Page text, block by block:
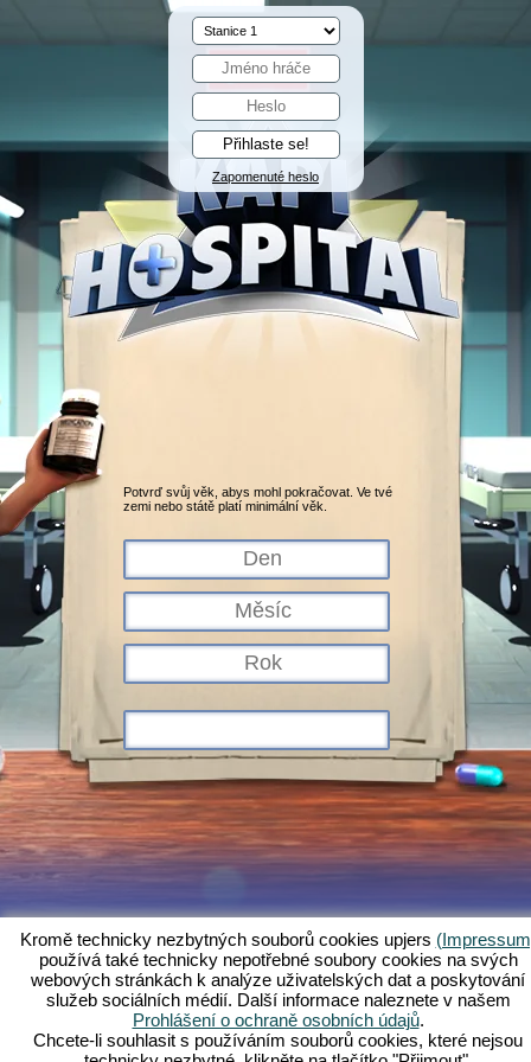
Zapomenuté heslo
Potvrď svůj věk, abys mohl pokračovat. Ve tvé
zemi nebo státě platí minimální věk.
Co je Kapi Hospital? Příběh Charakteristika
Snímky obrazovky
Pravidla
Fórum Podmínky Ochrana údajů
Právní ustanovení
Zákaznická podpora a služby
Webové hry - Upjers.com
Spravovat cookies
Kromě technicky nezbytných souborů cookies upjers
používá také technicky nepotřebné soubory cookies na svých
webových stránkách k analýze uživatelských dat a poskytování
služeb sociálních médií. Další informace naleznete v našem
Prohlášení o ochraně osobních údajů.
Chcete-li souhlasit s používáním souborů cookies, které nejsou